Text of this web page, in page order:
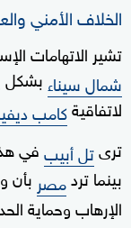
الخلاف الأمني
تشير الاتهامات
شمال سيناء بشكل
لاتفاقيةكامب
ترىتل أبيبفي
بينما تردمصر بأن
الإرهاب وحماية